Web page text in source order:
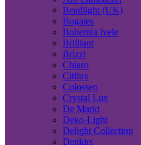
Beadlight (UK)
Bogates
Bohemia Ivele
Brilliant
Brizzi
Chiaro
Citilux
Colosseo
Crystal Lux
De Markt
Deko-Light
Delight Collection
Denkirs